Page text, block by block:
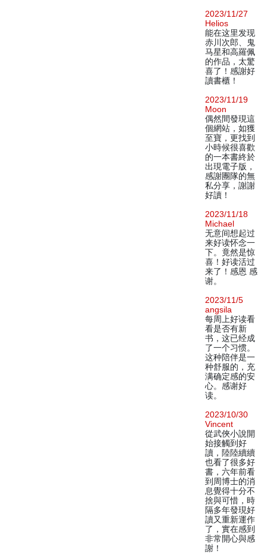
2023/11/27
Helios
能在这里发现
赤川次郎、鬼
马星和高羅佩
的作品，太驚
喜了！感謝好
讀書櫃！
2023/11/19
Moon
偶然間發現這
個網站，如獲
至寶，更找到
小時候很喜歡
的一本書終於
出現電子版，
感謝團隊的無
私分享，謝謝
好讀！
2023/11/18
Michael
无意间想起过
来好读怀念一
下。竟然是惊
喜！好读活过
来了！感恩 感
谢。
2023/11/5
angsila
每周上好读看
看是否有新
书，这已经成
了一个习惯。
这种陪伴是一
种舒服的，充
满确定感的安
心。感谢好
读。
2023/10/30
Vincent
從武俠小說開
始接觸到好
讀，陸陸續續
也看了很多好
書，六年前看
到周博士的消
息覺得十分不
捨與可惜，時
隔多年發現好
讀又重新運作
了，實在感到
非常開心與感
謝！